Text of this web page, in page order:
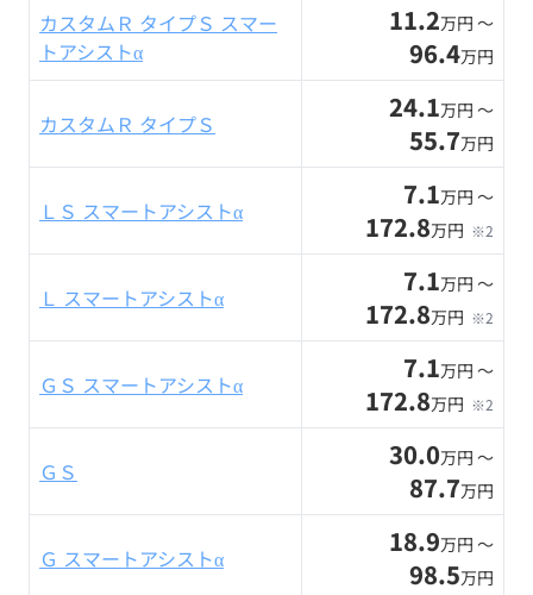
カスタムＲ タイプＳ スマー
トアシストα
11.2万円 〜
96.4万円
カスタムＲ タイプＳ 24.1万円 〜
55.7万円
ＬＳ スマートアシストα 7.1万円 〜
172.8万円 ※2
Ｌ スマートアシストα 7.1万円 〜
172.8万円 ※2
ＧＳ スマートアシストα 7.1万円 〜
172.8万円 ※2
ＧＳ 30.0万円 〜
87.7万円
Ｇ スマートアシストα 18.9万円 〜
98.5万円